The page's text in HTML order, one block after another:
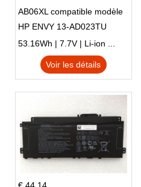
AB06XL compatible modèle
HP ENVY 13-AD023TU
HSTNN-DB8C 921438-855
TPN-I128
53.16Wh | 7.7V | Li-ion ...
Voir les détails